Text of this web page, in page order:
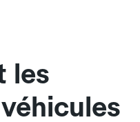
les